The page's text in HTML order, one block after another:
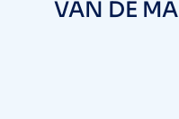
VAN DE